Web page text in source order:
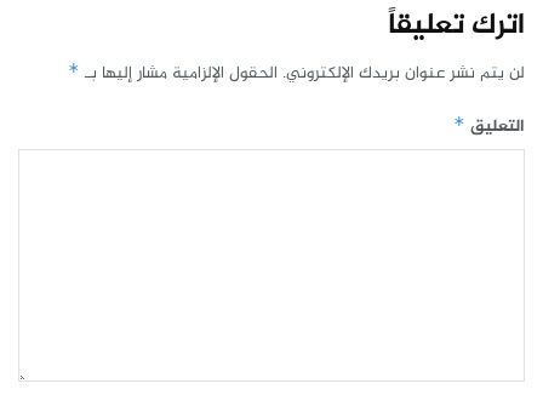
اترك تعليقاً
لن يتم نشر عنوان بريدك الإلكتروني. الحقول الإلزامية مشار إليها بـ*
التعليق*